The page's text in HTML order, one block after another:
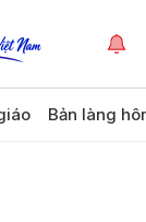
Bản làng